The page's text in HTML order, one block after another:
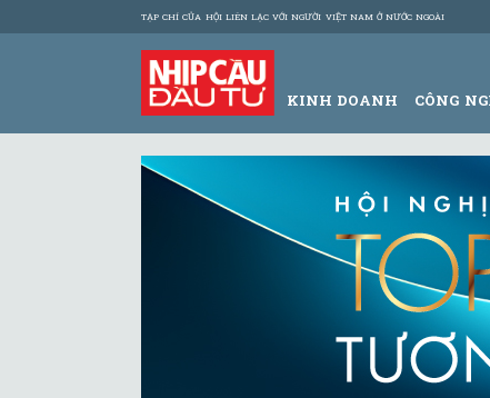
TẠP CHÍ CỦA HỘI LIÊN LẠC VỚI NGƯỜI VIỆT NAM Ở NƯỚC NGOÀI
KINH DOANH CÔNG